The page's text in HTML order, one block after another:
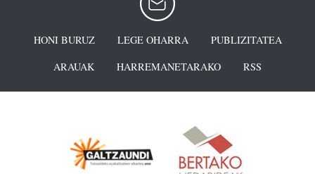
HONI BURUZ LEGE OHARRA
PUBLIZITATEA
ARAUAK
HARREMANETARAKO RSS